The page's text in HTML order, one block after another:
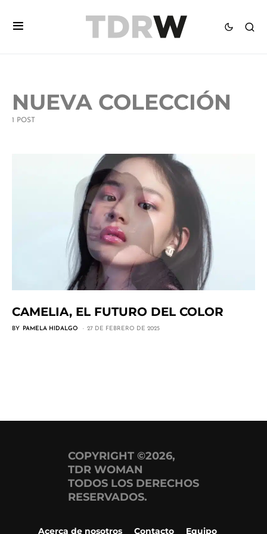
NUEVA COLECCIÓN
1 POST
CAMELIA, EL FUTURO DEL COLOR
BY PAMELA HIDALGO 27 DE FEBRERO DE 2025
COPYRIGHT ©2026,
TDR WOMAN
TODOS LOS DERECHOS
RESERVADOS.
Acerca de nosotros Contacto Equipo